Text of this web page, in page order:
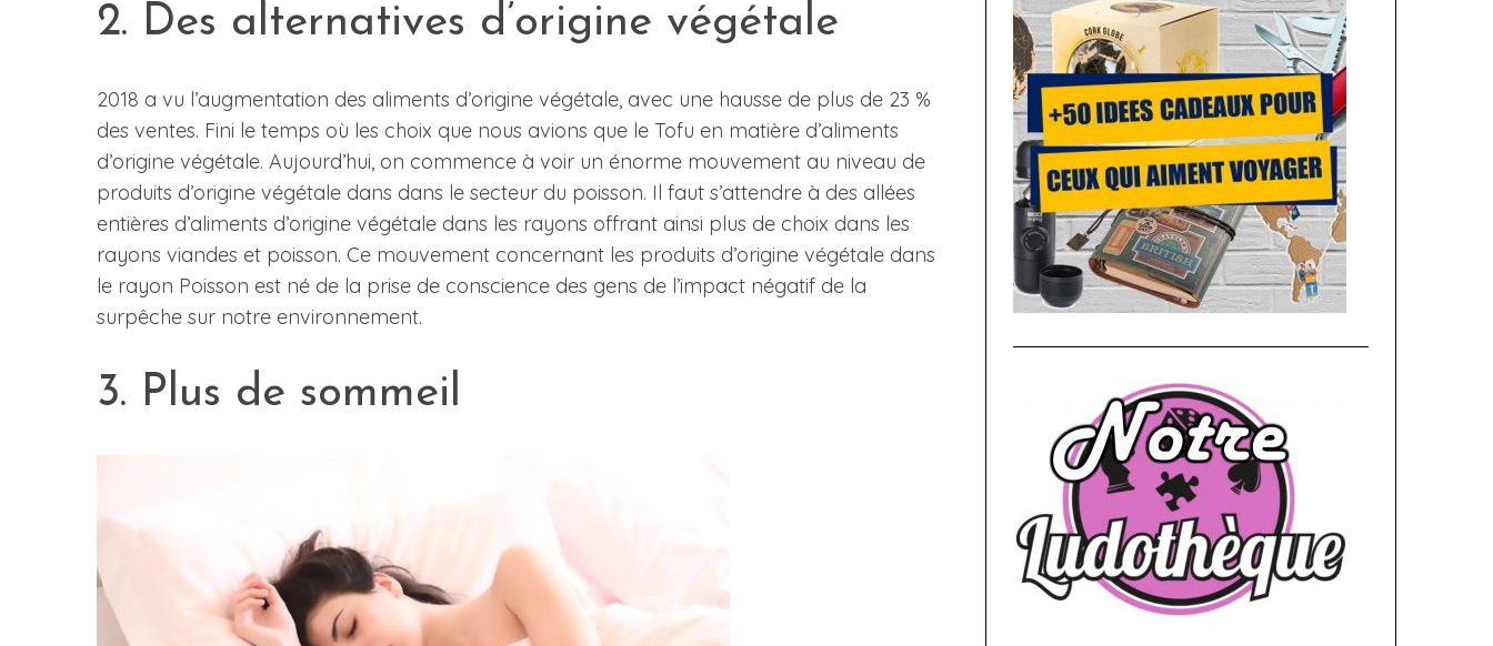
2. Des alternatives d’origine végétale
2018 a vu l’augmentation des aliments d’origine végétale, avec une hausse de plus de 23 %
des ventes. Fini le temps où les choix que nous avions que le Tofu en matière d’aliments
d’origine végétale. Aujourd’hui, on commence à voir un énorme mouvement au niveau de
produits d’origine végétale dans dans le secteur du poisson. Il faut s’attendre à des allées
entières d’aliments d’origine végétale dans les rayons offrant ainsi plus de choix dans les
rayons viandes et poisson. Ce mouvement concernant les produits d’origine végétale dans
le rayon Poisson est né de la prise de conscience des gens de l’impact négatif de la
surpêche sur notre environnement.
3. Plus de sommeil